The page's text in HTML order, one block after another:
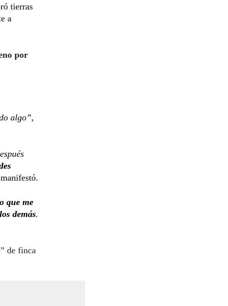
tierras
a
por
algo”,
manifestó.
que me
demás.
de finca